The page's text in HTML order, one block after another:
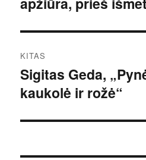
įrašų
KITAS
Kitas
įrašas:
Sigitas Geda,
kaukolė ir rožė“